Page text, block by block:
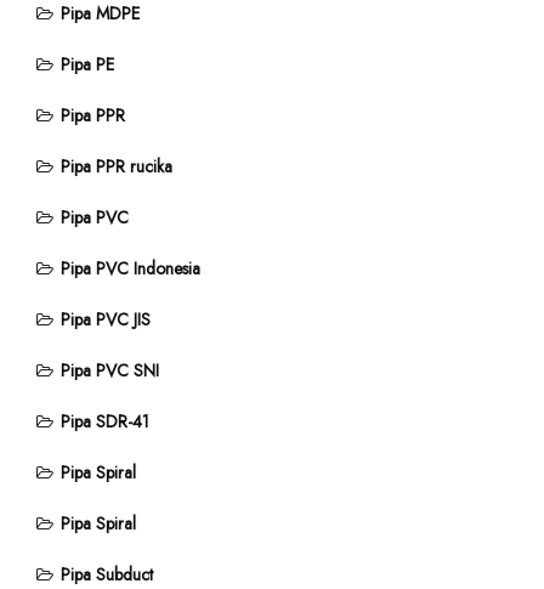
Pipa MDPE
Pipa PE
Pipa PPR
Pipa PPR rucika
Pipa PVC
Pipa PVC Indonesia
Pipa PVC JIS
Pipa PVC SNI
Pipa SDR-41
Pipa Spiral
Pipa Spiral
Pipa Subduct